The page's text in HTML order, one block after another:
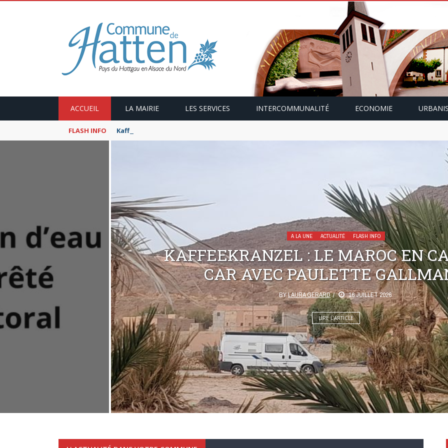
ACCUEIL LA MAIRIE LES SERVICES INTERCOMMUNALITÉ ECONOMIE
FLASH INFO Kaffeekranzel : Le Maroc en camping-car avec Paulette Gallmann
A LA UNE ACTUALITÉ FLASH INFO
KAFFEEKRANZEL : LE MAROC EN
CAR AVEC PAULETTE
BYLAURA GERARD 16 JUILLET 2026
LIRE L’ARTICLE